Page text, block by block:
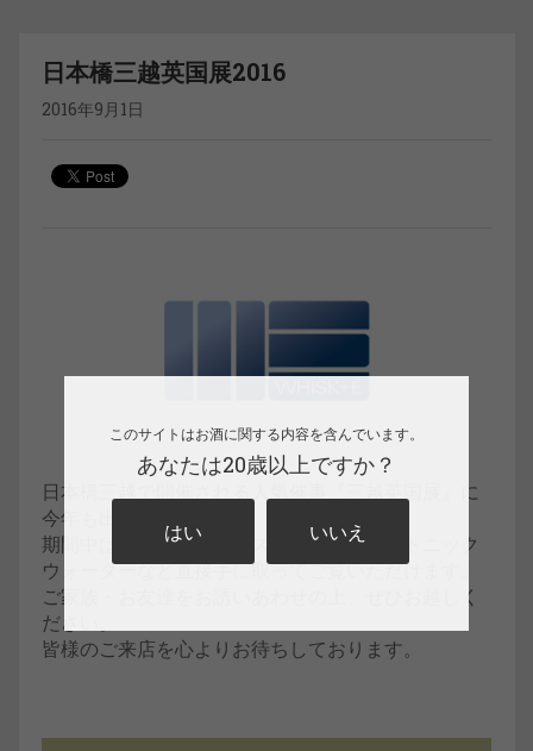
日本橋三越英国展2016
2016年9月1日
日本橋三越で開催される人気催事『三越英国展』に
今年も出展いたします。
期間中は当社輸入のウイスキー、ビール、トニック
ウォーターなど直接手に取ってご覧いただけます。
ご家族・お友達をお誘いあわせの上、ぜひお越しく
ださい。
皆様のご来店を心よりお待ちしております。
このサイトはお酒に関する内容を含んでいます。
あなたは20歳以上ですか？
はい いいえ